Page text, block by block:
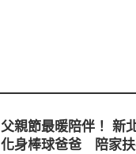
父親節最暖陪伴！ 新
化身棒球爸爸 陪家扶